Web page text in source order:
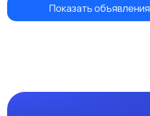
Показать объявления